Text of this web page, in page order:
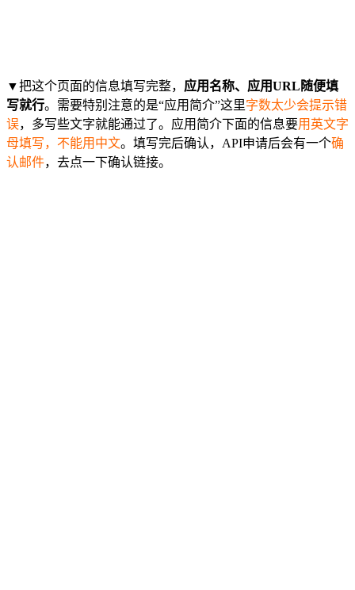
▼把这个页面的信息填写完整， 应用名称、应用URL随便填
写就行。需要特别注意的是“应用简介”这里字数太少会提示错
误，多写些文字就能通过了。应用简介下面的信息要用英文字
母填写，不能用中文。填写完后确认，API申请后会有一个确
认邮件，去点一下确认链接。